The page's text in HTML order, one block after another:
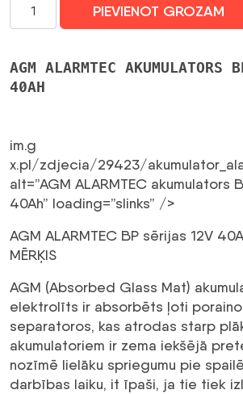
akumulators
ALARMTEC
daudzums
PIEVIENOT GROZAM
AGM ALARMTEC
40AH
im.g
x.pl/zdjecia/29423/
alt=”AGM ALARMTEC akumulators
40Ah” loading=”slinks” />
AGM ALARMTEC BP sērijas 12V
MĒRĶIS
AGM (Absorbed Glass Mat)
elektrolīts ir absorbēts ļoti
separatoros, kas atrodas starp
akumulatoriem ir zema iekšējā
nozīmē lielāku spriegumu pie
darbības laiku, it īpaši, ja tie tiek